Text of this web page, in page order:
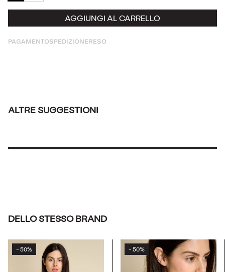
AGGIUNGI AL CARRELLO
PAGAMENTOSPEDIZIONE RESO
ALTRE SUGGESTIONI
DELLO STESSO BRAND
- 50% - 50%